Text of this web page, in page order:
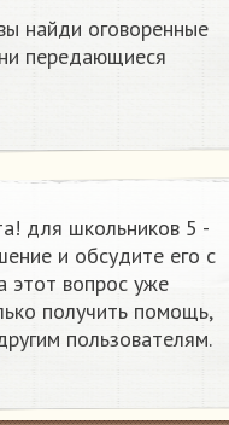
найди оговоренные
передающиеся
для школьников 5 -
и обсудите его с
этот вопрос уже
получить помощь,
пользователям.